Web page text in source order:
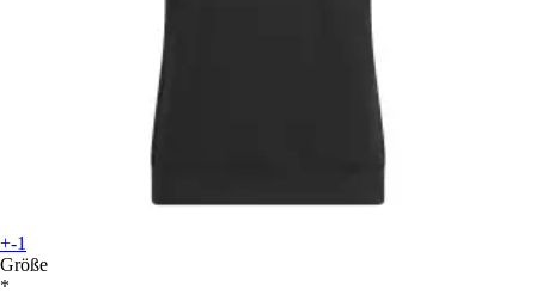
+-1
Größe
*